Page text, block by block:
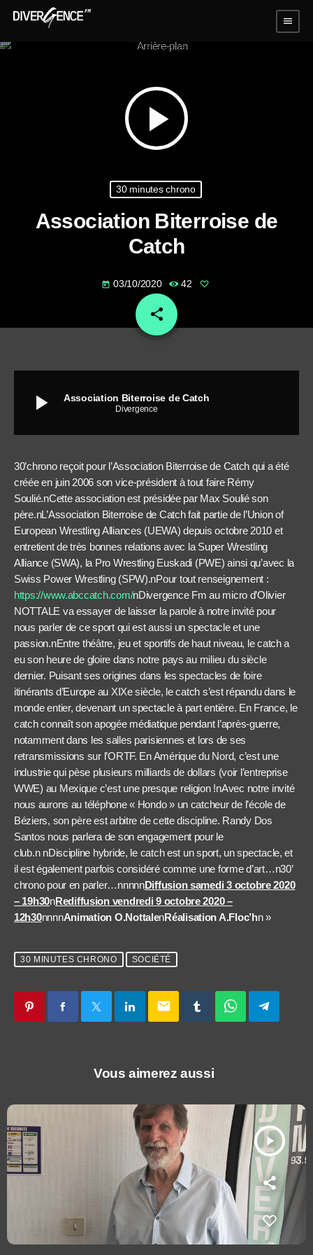
menu
play_arrow
30 minutes chrono
Association Biterroise de
Catch
today 03/10/2020 42
share
email
play_arrow Association Biterroise de Catch
Divergence
30’chrono reçoit pour l’Association Biterroise de Catch qui a été
créée en juin 2006 son vice-président à tout faire Rémy
Soulié.nCette association est présidée par Max Soulié son
père.nL’Association Biterroise de Catch fait partie de l’Union of
European Wrestling Alliances (UEWA) depuis octobre 2010 et
entretient de très bonnes relations avec la Super Wrestling
Alliance (SWA), la Pro Wrestling Euskadi (PWE) ainsi qu’avec la
Swiss Power Wrestling (SPW).nPour tout renseignement :
https://www.abccatch.com/nDivergence Fm au micro d’Olivier
NOTTALE va essayer de laisser la parole à notre invité pour
nous parler de ce sport qui est aussi un spectacle et une
passion.nEntre théâtre, jeu et sportifs de haut niveau, le catch a
eu son heure de gloire dans notre pays au milieu du siècle
dernier. Puisant ses origines dans les spectacles de foire
itinérants d’Europe au XIXe siècle, le catch s’est répandu dans le
monde entier, devenant un spectacle à part entière. En France, le
catch connaît son apogée médiatique pendant l’après-guerre,
notamment dans les salles parisiennes et lors de ses
retransmissions sur l’ORTF. En Amérique du Nord, c’est une
industrie qui pèse plusieurs milliards de dollars (voir l’entreprise
WWE) au Mexique c’est une presque religion !nAvec notre invité
nous aurons au téléphone « Hondo » un catcheur de l’école de
Béziers, son père est arbitre de cette discipline. Randy Dos
Santos nous parlera de son engagement pour le
club.n nDiscipline hybride, le catch est un sport, un spectacle, et
il est également parfois considéré comme une forme d’art…n30’
chrono pour en parler…nnnnnDiffusion samedi 3 octobre 2020
– 19h30nRediffusion vendredi 9 octobre 2020 –
12h30nnnnAnimation O.NottalenRéalisation A.Floc’hn »
30 MINUTES CHRONO SOCIÉTÉ
email
Vous aimerez aussi
play_arrow